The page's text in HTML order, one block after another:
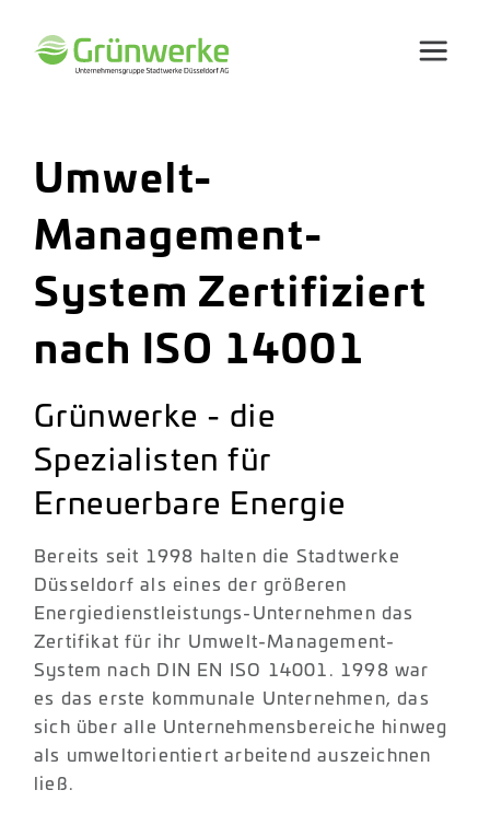
Umwelt-
Management-
System Zertifiziert
nach ISO 14001
Grünwerke - die
Spezialisten für
Erneuerbare Energie
Bereits seit 1998 halten die Stadtwerke
Düsseldorf als eines der größeren
Energiedienstleistungs-Unternehmen das
Zertifikat für ihr Umwelt-Management-
System nach DIN EN ISO 14001. 1998 war
es das erste kommunale Unternehmen, das
sich über alle Unternehmensbereiche hinweg
als umweltorientiert arbeitend auszeichnen
ließ.